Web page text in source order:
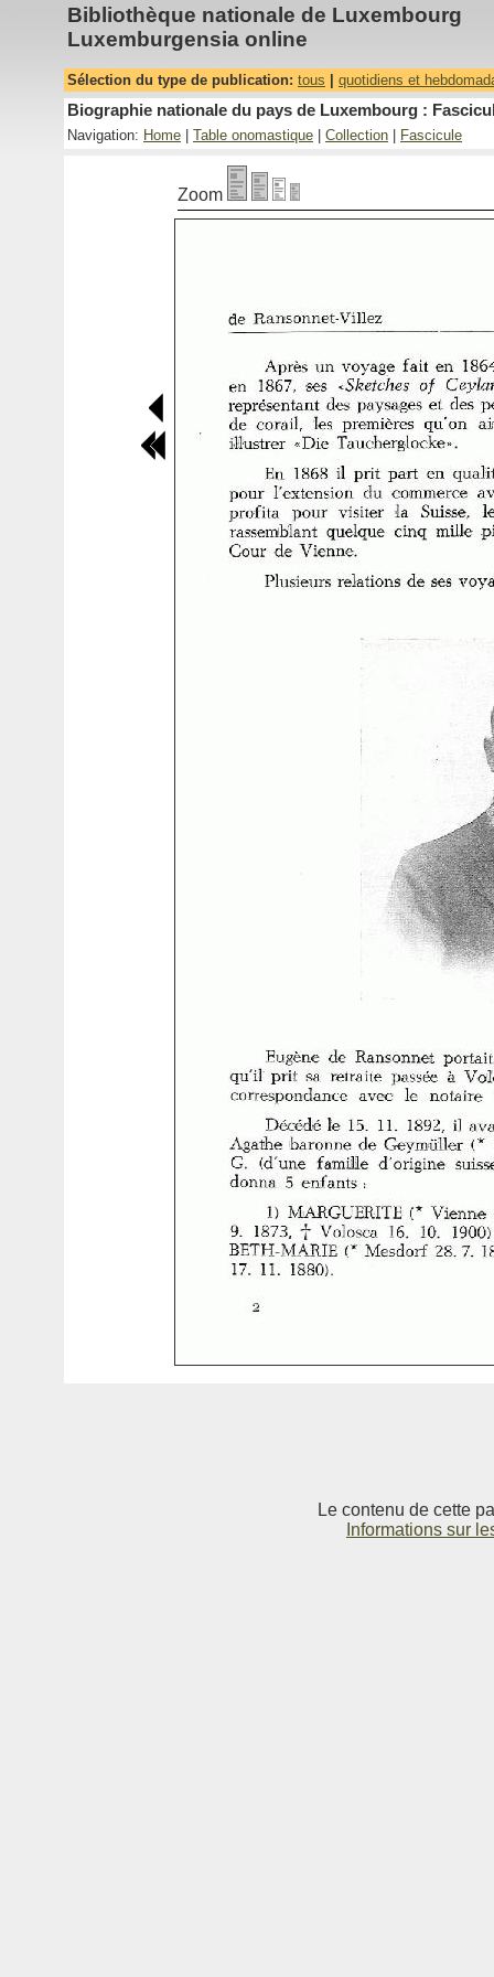
Bibliothèque nationale de Luxembourg
Luxemburgensia online
Sélection du type de publication: tous quotidiens et
Biographie nationale du pays de Luxembourg :
Navigation: Home Table onomastique Collection Fascicule
Zoom
Le contenu de cette
Informations sur